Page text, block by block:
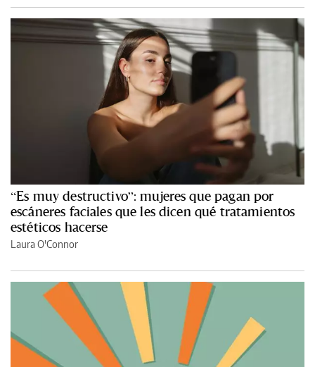
“Es muy destructivo”: mujeres que pagan por
escáneres faciales que les dicen qué tratamientos
estéticos hacerse
Laura O'Connor